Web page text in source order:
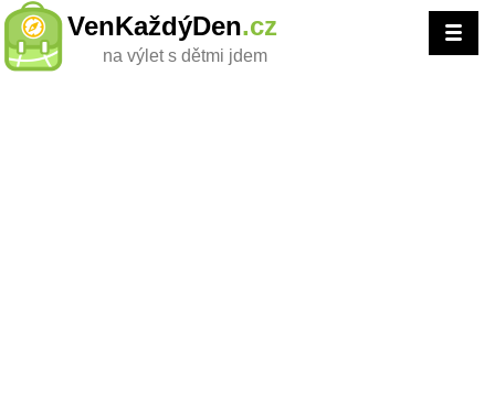
VenKaždýDen.cz
na výlet s dětmi jdem